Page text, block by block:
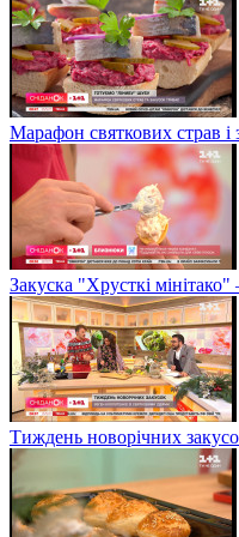
Марафон святкових страв і
Закуска "Хрусткі
Тиждень новорічних